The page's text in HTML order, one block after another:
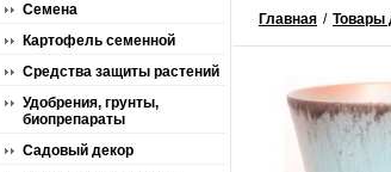
Семена
Картофель семенной
Средства защиты растений
Удобрения, грунты,
биопрепараты
Садовый декор
Главная / Товары